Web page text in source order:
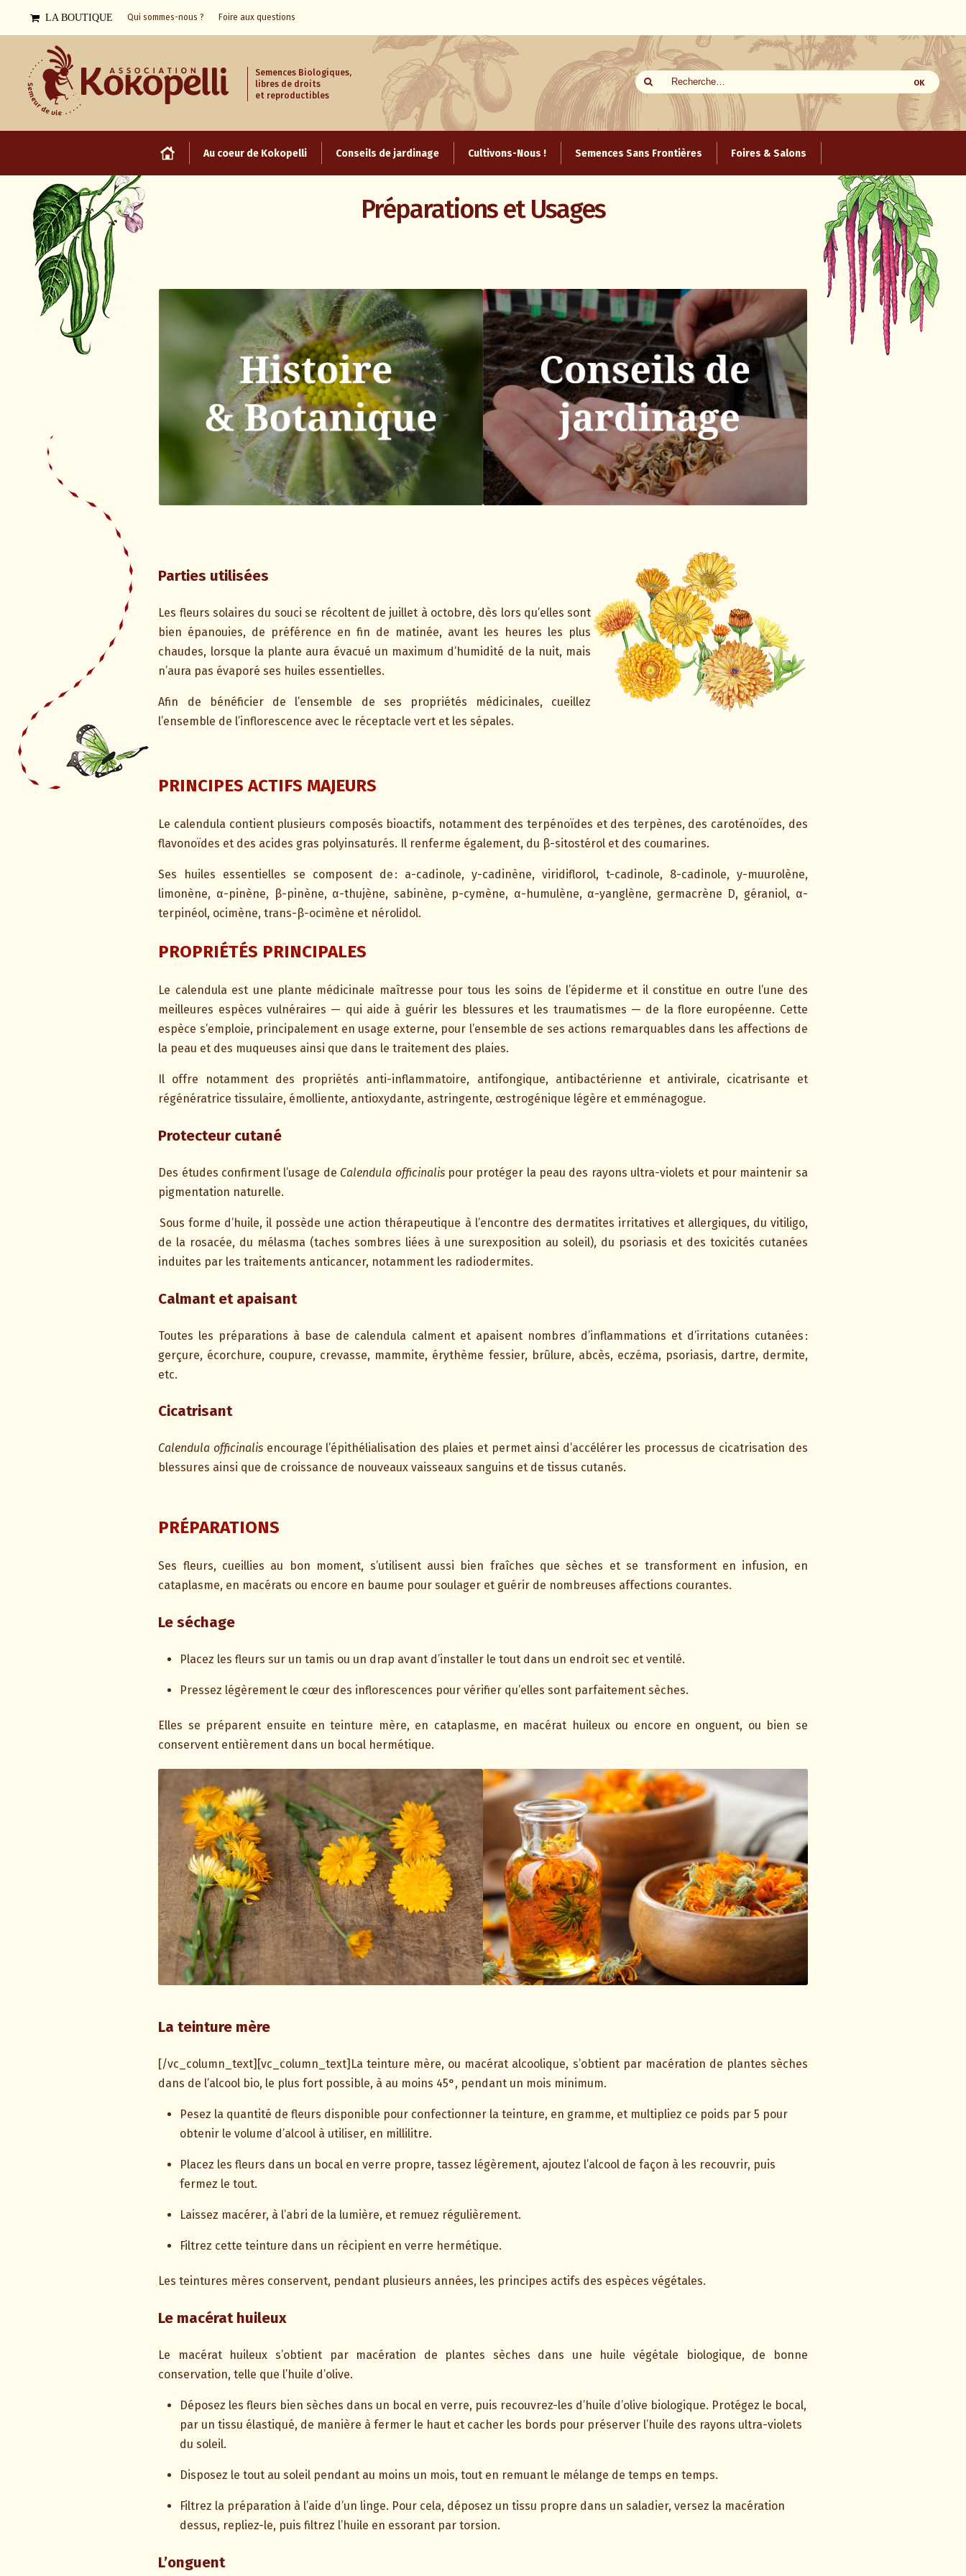
LA BOUTIQUE Qui sommes-nous ? Foire aux questions
Semences Biologiques,
libres de droits
et reproductibles
au
Au coeur de Kokopelli Conseils de jardinage Cultivons-Nous ! Semences Sans Frontières Foires & Salons
Préparations et Usages
Parties utilisées
Les fleurs solaires du souci se récoltent de juillet à octobre, dès lors qu’elles sont
bien épanouies, de préférence en fin de matinée, avant les heures les plus
chaudes, lorsque la plante aura évacué un maximum d’humidité de la nuit, mais
n’aura pas évaporé ses huiles essentielles.
Afin de bénéficier de l’ensemble de ses propriétés médicinales, cueillez
l’ensemble de l’inflorescence avec le réceptacle vert et les sépales.
PRINCIPES ACTIFS MAJEURS
Le calendula contient plusieurs composés bioactifs, notamment des terpénoïdes et des terpènes, des caroténoïdes, des
flavonoïdes et des acides gras polyinsaturés. Il renferme également, du β-sitostérol et des coumarines.
Ses huiles essentielles se composent de : a-cadinole, y-cadinène, viridiflorol, t-cadinole, 8-cadinole, y-muurolène,
limonène, α-pinène, β-pinène, α-thujène, sabinène, p-cymène, α-humulène, α-yanglène, germacrène D, géraniol, α-
terpinéol, ocimène, trans-β-ocimène et nérolidol.
PROPRIÉTÉS PRINCIPALES
Le calendula est une plante médicinale maîtresse pour tous les soins de l’épiderme et il constitue en outre l’une des
meilleures espèces vulnéraires — qui aide à guérir les blessures et les traumatismes — de la flore européenne. Cette
espèce s’emploie, principalement en usage externe, pour l’ensemble de ses actions remarquables dans les affections de
la peau et des muqueuses ainsi que dans le traitement des plaies.
Il offre notamment des propriétés anti-inflammatoire, antifongique, antibactérienne et antivirale, cicatrisante et
régénératrice tissulaire, émolliente, antioxydante, astringente, œstrogénique légère et emménagogue.
Protecteur cutané
Des études confirment l’usage de Calendula officinalispour protéger la peau des rayons ultra-violets et pour maintenir sa
pigmentation naturelle.
Sous forme d’huile, il possède une action thérapeutique à l’encontre des dermatites irritatives et allergiques, du vitiligo,
de la rosacée, du mélasma (taches sombres liées à une surexposition au soleil), du psoriasis et des toxicités cutanées
induites par les traitements anticancer, notamment les radiodermites.
Calmant et apaisant
Toutes les préparations à base de calendula calment et apaisent nombres d’inflammations et d’irritations cutanées :
gerçure, écorchure, coupure, crevasse, mammite, érythème fessier, brûlure, abcès, eczéma, psoriasis, dartre, dermite,
etc.
Cicatrisant
Calendula officinalis encourage l’épithélialisation des plaies et permet ainsi d’accélérer les processus de cicatrisation des
blessures ainsi que de croissance de nouveaux vaisseaux sanguins et de tissus cutanés.
PRÉPARATIONS
Ses fleurs, cueillies au bon moment, s’utilisent aussi bien fraîches que sèches et se transforment en infusion, en
cataplasme, en macérats ou encore en baume pour soulager et guérir de nombreuses affections courantes.
Le séchage
Placez les fleurs sur un tamis ou un drap avant d’installer le tout dans un endroit sec et ventilé.
Pressez légèrement le cœur des inflorescences pour vérifier qu’elles sont parfaitement sèches.
Elles se préparent ensuite en teinture mère, en cataplasme, en macérat huileux ou encore en onguent, ou bien se
conservent entièrement dans un bocal hermétique.
La teinture mère
[/vc_column_text][vc_column_text]La teinture mère, ou macérat alcoolique, s’obtient par macération de plantes sèches
dans de l’alcool bio, le plus fort possible, à au moins 45°, pendant un mois minimum.
Pesez la quantité de fleurs disponible pour confectionner la teinture, en gramme, et multipliez ce poids par 5 pour
obtenir le volume d’alcool à utiliser, en millilitre.
Placez les fleurs dans un bocal en verre propre, tassez légèrement, ajoutez l’alcool de façon à les recouvrir, puis
fermez le tout.
Laissez macérer, à l’abri de la lumière, et remuez régulièrement.
Filtrez cette teinture dans un récipient en verre hermétique.
Les teintures mères conservent, pendant plusieurs années, les principes actifs des espèces végétales.
Le macérat huileux
Le macérat huileux s’obtient par macération de plantes sèches dans une huile végétale biologique, de bonne
conservation, telle que l’huile d’olive.
Déposez les fleurs bien sèches dans un bocal en verre, puis recouvrez-les d’huile d’olive biologique. Protégez le bocal,
par un tissu élastiqué, de manière à fermer le haut et cacher les bords pour préserver l’huile des rayons ultra-violets
du soleil.
Disposez le tout au soleil pendant au moins un mois, tout en remuant le mélange de temps en temps.
Filtrez la préparation à l’aide d’un linge. Pour cela, déposez un tissu propre dans un saladier, versez la macération
dessus, repliez-le, puis filtrez l’huile en essorant par torsion.
L’onguent